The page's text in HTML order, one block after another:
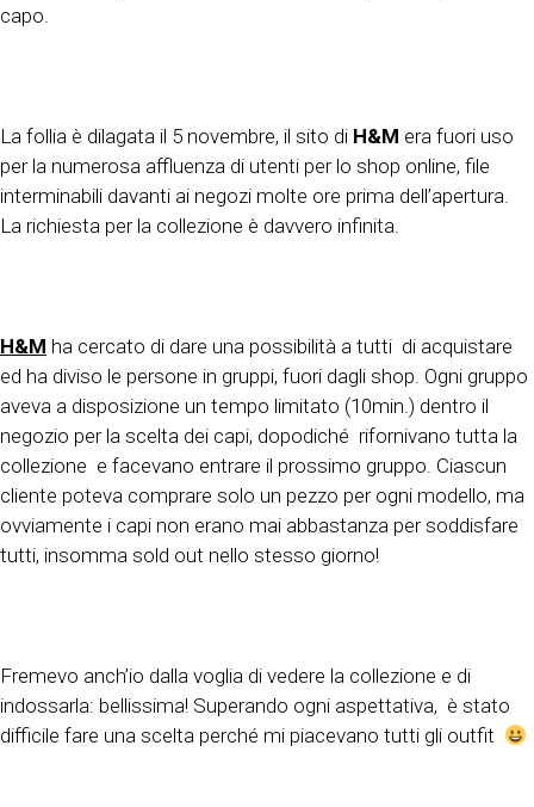
capo.
La follia è dilagata il 5 novembre, il sito di H&M era fuori uso
per la numerosa affluenza di utenti per lo shop online, file
interminabili davanti ai negozi molte ore prima dell’apertura.
La richiesta per la collezione è davvero infinita.
H&M ha cercato di dare una possibilità a tutti di acquistare
ed ha diviso le persone in gruppi, fuori dagli shop. Ogni gruppo
aveva a disposizione un tempo limitato (10min.) dentro il
negozio per la scelta dei capi, dopodiché rifornivano tutta la
collezione e facevano entrare il prossimo gruppo. Ciascun
cliente poteva comprare solo un pezzo per ogni modello, ma
ovviamente i capi non erano mai abbastanza per soddisfare
tutti, insomma sold out nello stesso giorno!
Fremevo anch’io dalla voglia di vedere la collezione e di
indossarla: bellissima! Superando ogni aspettativa, è stato
difficile fare una scelta perché mi piacevano tutti gli outfit